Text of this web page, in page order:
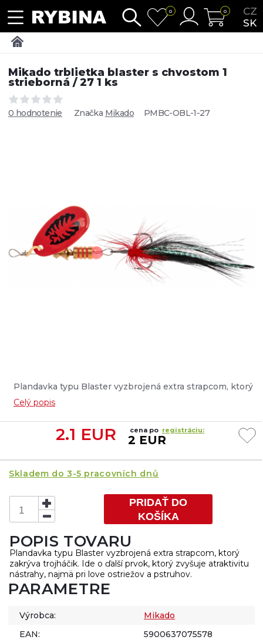
CZ
SK
0 0
Mikado trblietka blaster s chvostom 1
strieborná / 27 1 ks
0 hodnotenie Značka Mikado PMBC-OBL-1-27
Plandavka typu Blaster vyzbrojená extra strapcom, ktorý
zakrýva trojháčik. Ide o ďalší prvok, ktorý zvyšuje
atraktivitu nástrahy, najmä pri love ostriežov a
pstruhov....
Celý popis
2.1 EUR cena po registráciu:
2 EUR
Skladem do 3-5 pracovních dnů
PRIDAŤ DO
KOŠÍKA
POPIS TOVARU
Plandavka typu Blaster vyzbrojená extra strapcom, ktorý
zakrýva trojháčik. Ide o ďalší prvok, ktorý zvyšuje atraktivitu
nástrahy, najmä pri love ostriežov a pstruhov.
PARAMETRE
Výrobca:
Mikado
EAN:
5900637075578